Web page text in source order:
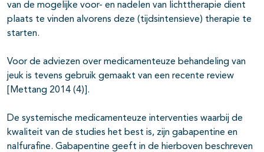
van de mogelijke voor- en nadelen van lichttherapie dient
plaats te vinden alvorens deze (tijdsintensieve) therapie te
starten.
Voor de adviezen over medicamenteuze behandeling van
jeuk is tevens gebruik gemaakt van een recente review
[Mettang 2014 (4)].
De systemische medicamenteuze interventies waarbij de
kwaliteit van de studies het best is, zijn gabapentine en
nalfurafine. Gabapentine geeft in de hierboven beschreven